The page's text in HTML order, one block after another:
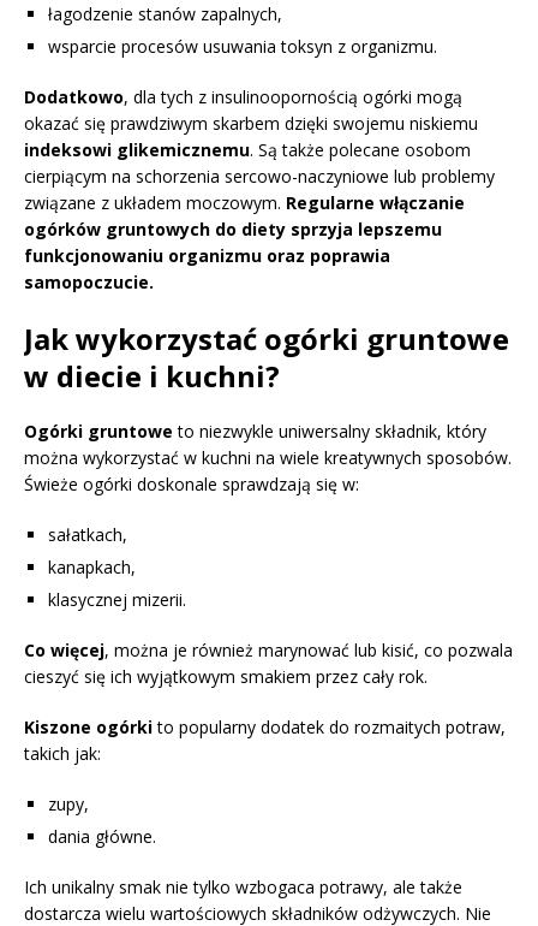
łagodzenie stanów zapalnych,
wsparcie procesów usuwania toksyn z organizmu.
Dodatkowo, dla tych z insulinoopornością ogórki mogą
okazać się prawdziwym skarbem dzięki swojemu niskiemu
indeksowi glikemicznemu. Są także polecane osobom
cierpiącym na schorzenia sercowo-naczyniowe lub problemy
związane z układem moczowym. Regularne włączanie
ogórków gruntowych do diety sprzyja lepszemu
funkcjonowaniu organizmu oraz poprawia
samopoczucie.
Jak wykorzystać ogórki gruntowe
w diecie i kuchni?
Ogórki gruntowe to niezwykle uniwersalny składnik, który
można wykorzystać w kuchni na wiele kreatywnych sposobów.
Świeże ogórki doskonale sprawdzają się w:
sałatkach,
kanapkach,
klasycznej mizerii.
Co więcej, można je również marynować lub kisić, co pozwala
cieszyć się ich wyjątkowym smakiem przez cały rok.
Kiszone ogórkito popularny dodatek do rozmaitych potraw,
takich jak:
zupy,
dania główne.
Ich unikalny smak nie tylko wzbogaca potrawy, ale także
dostarcza wielu wartościowych składników odżywczych. Nie